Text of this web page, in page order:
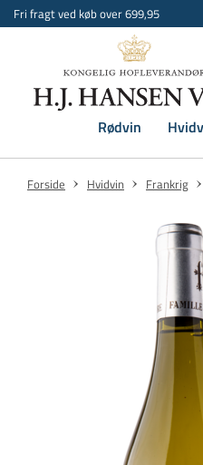
Fri fragt ved køb over 699,95
Rødvin
Forside Hvidvin Frankrig